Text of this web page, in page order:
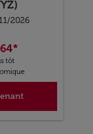
2026
*
tôt